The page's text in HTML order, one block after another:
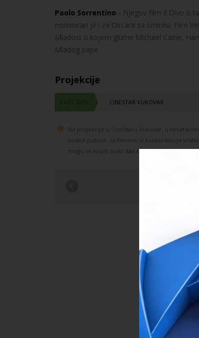
Paolo Sorrentino - Njegov film Il Divo o
nominiran je i za Oscara za šminku. Film
Mladost u kojem glume Michael Caine,
Mladog pape.
Projekcije
CINESTAR VUKOVAR
Na projekcije u CineStaru Vukovar, u
vodne putove, za filmove iz konkurencije
mogu se kupiti svaki dan tijekom trajanja